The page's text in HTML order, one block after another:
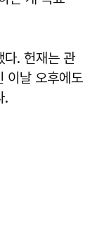
다. 헌재는 관
이날 오후에도
.